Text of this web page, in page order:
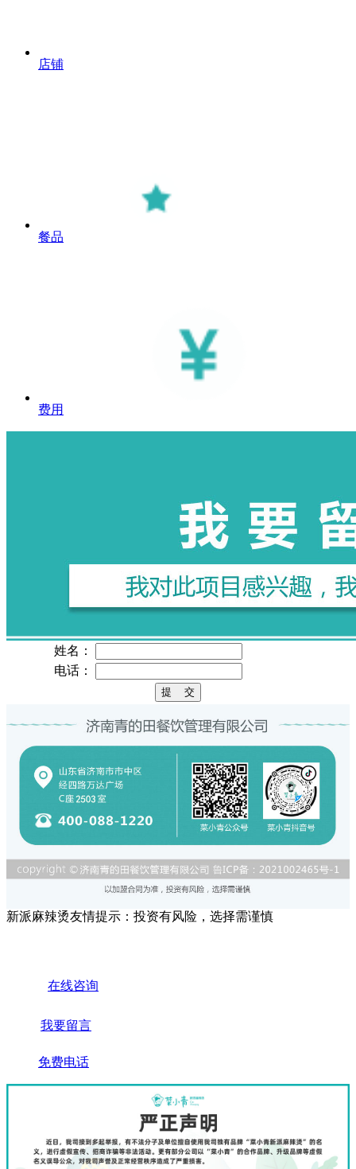
店铺
餐品
费用
姓名：
电话：
提 交
新派麻辣烫友情提示：投资有风险，选择需谨慎
在线咨询
我要留言
免费电话